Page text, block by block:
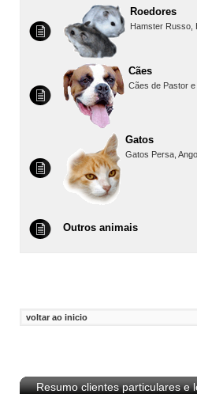
Roedores
Hamster Russo,
Cães
Cães de Pastor
Gatos
Gatos Persa,
Outros animais
voltar ao inicio
Resumo clientes particulares e